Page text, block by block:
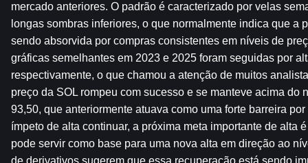
mercado anteriores. O padrão é caracterizado por velas
longas sombras inferiores, o que normalmente indica que a
sendo absorvida por compras consistentes em níveis de
gráficas semelhantes em 2023 e 2025 foram seguidas por
respectivamente, o que chamou a atenção de muitos
preço da SOL rompeu com sucesso e se manteve acima do
93,50, que anteriormente atuava como uma forte barreira
ímpeto de alta continuar, a próxima meta importante de alta
pode servir como base para uma nova alta em direção ao
de derivativos sugerem que essa recuperação está sendo